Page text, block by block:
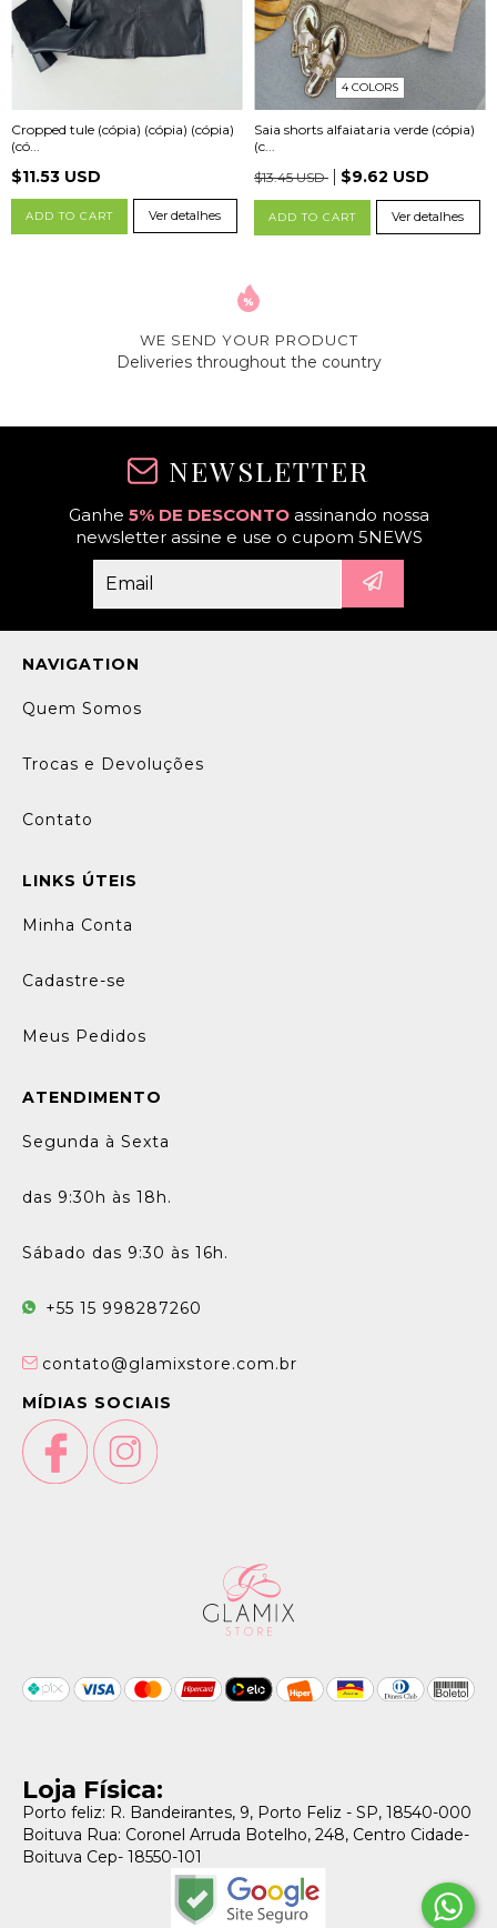
Cropped tule (cópia) (cópia) (cópia)
(có...
$11.53 USD
ADD TO CART Ver detalhes
4 COLORS
Saia shorts alfaiataria verde (cópia)
(c...
$13.45 USD
$9.62 USD
ADD TO CART Ver detalhes
WE SEND YOUR PRODUCT
Deliveries throughout the country
NEWSLETTER
Ganhe 5% DE DESCONTOassinando nossa
newsletter assine e use o cupom 5NEWS
NAVIGATION
Quem Somos
Trocas e Devoluções
Contato
LINKS ÚTEIS
Minha Conta
Cadastre-se
Meus Pedidos
ATENDIMENTO
Segunda à Sexta
das 9:30h às 18h.
Sábado das 9:30 às 16h.
+55 15 998287260
contato@glamixstore.com.br
MÍDIAS SOCIAIS
Loja Física:
Porto feliz: R. Bandeirantes, 9, Porto Feliz - SP, 18540-000
Boituva Rua: Coronel Arruda Botelho, 248, Centro Cidade-
Boituva Cep- 18550-101